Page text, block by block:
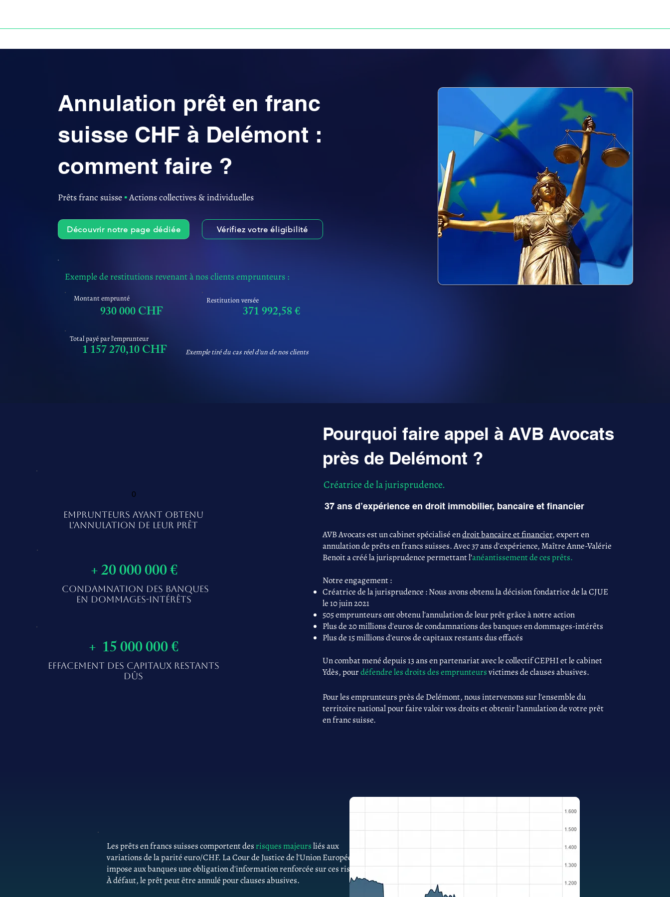
Annulation prêt en franc
suisse CHF à Delémont :
comment faire ?
Prêts franc suisse ▪︎Actions collectives & individuelles
Découvrir notre page dédiée Vérifiez votre éligibilité
Exemple de restitutions revenant à nos clients emprunteurs :
Montant emprunté
930 000 CHF
Restitution versée
371 992,58 €
Total payé par l'emprunteur
1 157 270,10 CHF Exemple tiré du cas réel d'un de nos clients
0
EMPRUNTEURS AYANT OBTENU
L'ANNULATION DE LEUR PRÊT
+ 20 000 000 €
CONDAMNATION DES BANQUES
EN DOMMAGES-INTÉRÊTS
+ 15 000 000 €
EFFACEMENT DES CAPITAUX RESTANTS
DÛS
Pourquoi faire appel à AVB Avocats
près de Delémont ?
Créatrice de la jurisprudence.
37 ans d’expérience en droit immobilier, bancaire et financier
AVB Avocats est un cabinet spécialisé endroit bancaire et financier, expert en
annulation de prêts en francs suisses. Avec 37 ans d'expérience, Maître Anne-Valérie
Benoit a créé la jurisprudence permettant l'anéantissement de ces prêts.
Notre engagement :
Créatrice de la jurisprudence : Nous avons obtenu la décision fondatrice de la CJUE
le 10 juin 2021
505 emprunteurs ont obtenu l'annulation de leur prêt grâce à notre action
Plus de 20 millions d'euros de condamnations des banques en dommages-intérêts
Plus de 15 millions d'euros de capitaux restants dus effacés
Un combat mené depuis 13 ans en partenariat avec le collectif CEPHI et le cabinet
Ydès, pourdéfendre les droits des emprunteursvictimes de clauses abusives.
Pour les emprunteurs près de Delémont, nous intervenons sur l'ensemble du
territoire national pour faire valoir vos droits et obtenir l'annulation de votre prêt
en franc suisse.
Les prêts en francs suisses comportent des risques majeursliés aux
variations de la parité euro/CHF. La Cour de Justice de l'Union Européenne
impose aux banques une obligation d'information renforcée sur ces risques.
À défaut, le prêt peut être annulé pour clauses abusives.